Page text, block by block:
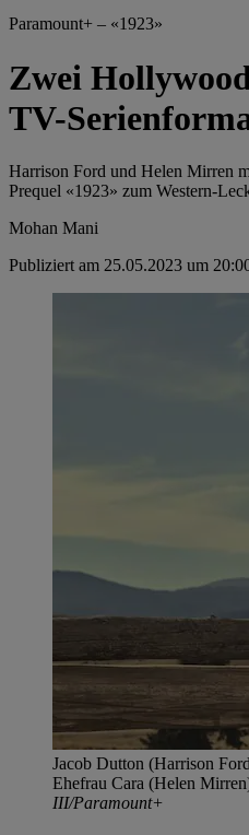
Paramount+ – «1923»
Zwei
TV-
Harrison Ford und Helen Mirren
Prequel «1923» zum Western-
Mohan Mani
Publiziert am 25.05.2023 um
Jacob Dutton (Harrison
Ehefrau Cara (Helen
III/Paramount+